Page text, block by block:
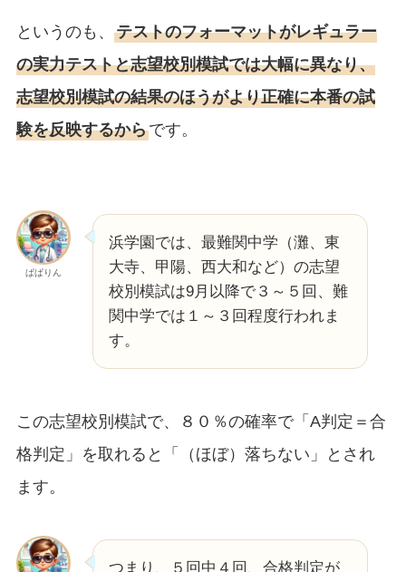
というのも、 テストのフォーマットがレギュラー
の実力テストと志望校別模試では大幅に異なり、
志望校別模試の結果のほうがより正確に本番の試
験を反映するからです。
ぱぱりん
浜学園では、最難関中学（灘、東
大寺、甲陽、西大和など）の志望
校別模試は9月以降で３～５回、難
関中学では１～３回程度行われま
す。
この志望校別模試で、８０％の確率で「A判定＝合
格判定」を取れると「（ほぼ）落ちない」とされ
ます。
つまり、５回中４回、合格判定が